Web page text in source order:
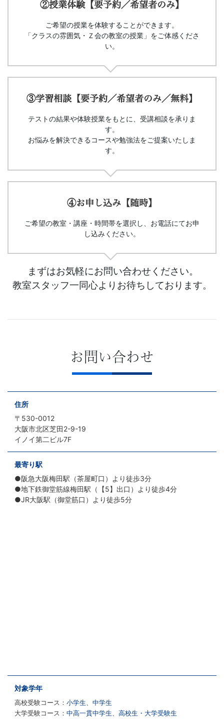
②授業体験【要予約／希望者のみ】
ご希望の授業を体験することができます。
「クラスの雰囲気・Ｚ会の教室の授業」をご体感くださ
い。
③学習相談【要予約／希望者のみ／無料】
テストの結果や体験授業をもとに、受講相談を承りま
す。
お悩みを解決できるコースや勉強法をご提案いたしま
す。
④お申し込み【随時】
ご希望の教室・講座・時間帯を選択し、お電話にてお申
し込みください。
まずはお気軽にお問い合わせください。
教室スタッフ一同心よりお待ちしております。
お問い合わせ
住所
〒530-0012
大阪市北区芝田2-9-19
イノイ第二ビル7F
最寄り駅
●阪急大阪梅田駅（茶屋町口）より徒歩3分
●地下鉄御堂筋線梅田駅（【5】出口）より徒歩4分
●JR大阪駅（御堂筋口）より徒歩5分
対象学年
高校受験コース： 小学生
中学生
大学受験コース： 中高一貫中学生
高校生・大学受験生